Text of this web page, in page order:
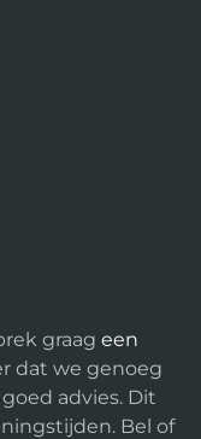
graag een
dat we genoeg
advies. Dit
Bel of